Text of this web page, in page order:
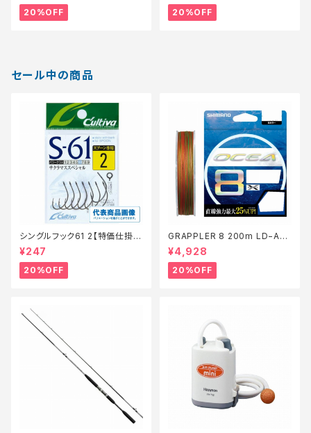
20%OFF 20%OFF
セール中の商品
シングルフック61 2【特価仕掛】
【20】
¥247
20%OFF
GRAPPLER 8 200m LD−A61
S 5色 8【特価仕掛】【20】
¥4,928
20%OFF